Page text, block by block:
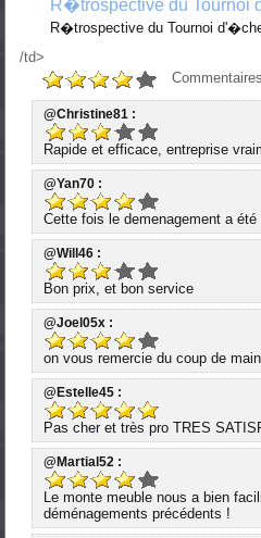
R�trospective du Tournoi
R�trospective du Tournoi
/td>
Commentaires
@Christine81 :
Rapide et efficace, entreprise
@Yan70 :
Cette fois le demenagement a été
@Will46 :
Bon prix, et bon service
@Joel05x :
on vous remercie du coup de
@Estelle45 :
Pas cher et très pro TRES
@Martial52 :
Le monte meuble nous a bien
déménagements précédents !